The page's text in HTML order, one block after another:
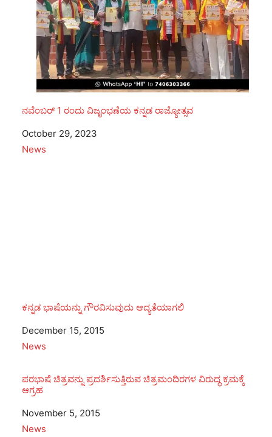
ನವೆಂಬರ್ 1 ರಂದು ವಿಜೃಂಭಣೆಯ ಕನ್ನಡ ರಾಜ್ಯೋತ್ಸವ
Date
October 29, 2023
In relation to
News
ಕನ್ನಡ ಭಾಷೆಯನ್ನು ಗೌರವಿಸುವುದು ಆದ್ಯತೆಯಾಗಲಿ
Date
December 15, 2015
In relation to
News
ಪರಭಾಷೆ ಚಿತ್ರವನ್ನು ಪ್ರದರ್ಶಿಸುತ್ತಿರುವ ಚಿತ್ರಮಂದಿರಗಳ ವಿರುದ್ಧ ಕ್ರಮಕ್ಕೆ
ಆಗ್ರಹ
Date
November 5, 2015
In relation to
News